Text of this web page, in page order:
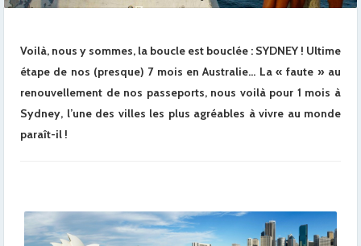
Voilà, nous y sommes, la boucle est bouclée : SYDNEY ! Ultime
étape de nos (presque) 7 mois en Australie… La « faute » au
renouvellement de nos passeports, nous voilà pour 1 mois à
Sydney, l’une des villes les plus agréables à vivre au monde
paraît-il !